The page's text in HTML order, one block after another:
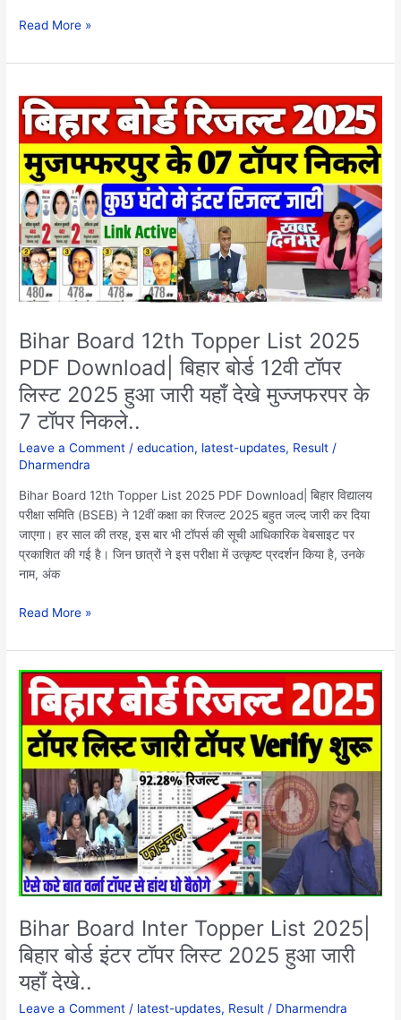
Read More »
Bihar Board 12th Topper List 2025
PDF Download| बिहार बोर्ड 12वी टॉपर
लिस्ट 2025 हुआ जारी यहाँ देखे मुज्जफरपर के
7 टॉपर निकले..
Leave a Comment /education, latest-updates, Result /
Dharmendra
Bihar Board 12th Topper List 2025 PDF Download| बिहार विद्यालय
परीक्षा समिति (BSEB) ने 12वीं कक्षा का रिजल्ट 2025 बहुत जल्द जारी कर दिया
जाएगा। हर साल की तरह, इस बार भी टॉपर्स की सूची आधिकारिक वेबसाइट पर
प्रकाशित की गई है। जिन छात्रों ने इस परीक्षा में उत्कृष्ट प्रदर्शन किया है, उनके
नाम, अंक
Board
12th
Topper
List
2025
PDF
Download|
बिहार
बोर्ड
12वी
2025
हुआ
जारी
यहाँ
देखे
मुज्जफरपर
के
Read More »
Bihar Board Inter Topper List 2025|
बिहार बोर्ड इंटर टॉपर लिस्ट 2025 हुआ जारी
यहाँ देखे..
Leave a Comment / latest-updates, Result / Dharmendra
Bihar
Board
Inter
Topper
List
बिहार
बोर्ड
इंटर
टॉपर
लिस्ट
2025
जारी
यहाँ
देखे..